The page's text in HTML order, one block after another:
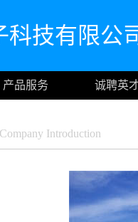
科技有限公
产品服务
诚聘英
Company Introduction